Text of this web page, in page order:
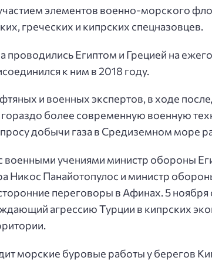
элементов военно-морского
греческих и кипрских спецназовцев.
проводились Египтом и Грецией на
к ним в 2018 году.
и военных экспертов, в ходе
более современную военную
добычи газа в Средиземном море
военными учениями министр обороны
Никос Панайотопулос и министр
переговоры в Афинах. 5
агрессию Турции в кипрских
морские буровые работы у берегов